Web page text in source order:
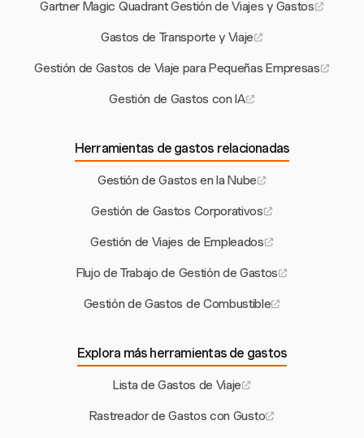
Gartner Magic Quadrant Gestión de Viajes y Gastos
Gastos de Transporte y Viaje
Gestión de Gastos de Viaje para Pequeñas Empresas
Gestión de Gastos con IA
Herramientas de gastos relacionadas
Gestión de Gastos en la Nube
Gestión de Gastos Corporativos
Gestión de Viajes de Empleados
Flujo de Trabajo de Gestión de Gastos
Gestión de Gastos de Combustible
Explora más herramientas de gastos
Lista de Gastos de Viaje
Rastreador de Gastos con Gusto